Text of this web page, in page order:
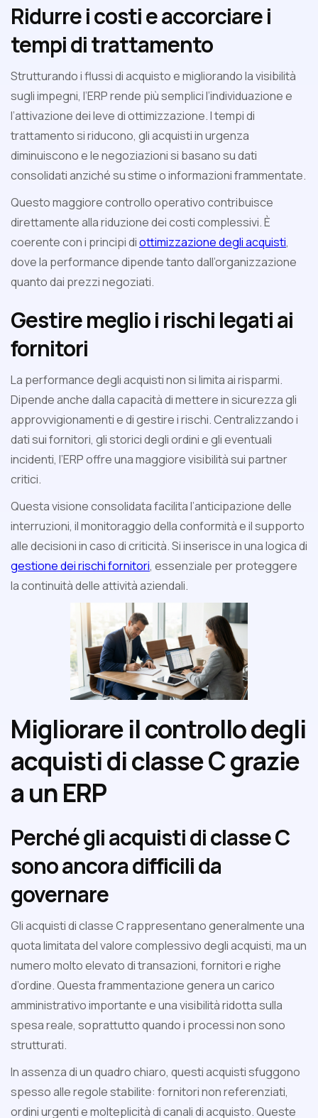
Ridurre i costi e accorciare i
tempi di trattamento
Strutturando i flussi di acquisto e migliorando la visibilità
sugli impegni, l’ERP rende più semplici l’individuazione e
l’attivazione dei leve di ottimizzazione. I tempi di
trattamento si riducono, gli acquisti in urgenza
diminuiscono e le negoziazioni si basano su dati
consolidati anziché su stime o informazioni frammentate.
Questo maggiore controllo operativo contribuisce
direttamente alla riduzione dei costi complessivi. È
coerente con i principi diottimizzazione degli acquisti,
dove la performance dipende tanto dall’organizzazione
quanto dai prezzi negoziati.
Gestire meglio i rischi legati ai
fornitori
La performance degli acquisti non si limita ai risparmi.
Dipende anche dalla capacità di mettere in sicurezza gli
approvvigionamenti e di gestire i rischi. Centralizzando i
dati sui fornitori, gli storici degli ordini e gli eventuali
incidenti, l’ERP offre una maggiore visibilità sui partner
critici.
Questa visione consolidata facilita l’anticipazione delle
interruzioni, il monitoraggio della conformità e il supporto
alle decisioni in caso di criticità. Si inserisce in una logica di
gestione dei rischi fornitori, essenziale per proteggere
la continuità delle attività aziendali.
Migliorare il controllo degli
acquisti di classe C grazie
a un ERP
Perché gli acquisti di classe C
sono ancora difficili da
governare
Gli acquisti di classe C rappresentano generalmente una
quota limitata del valore complessivo degli acquisti, ma un
numero molto elevato di transazioni, fornitori e righe
d’ordine. Questa frammentazione genera un carico
amministrativo importante e una visibilità ridotta sulla
spesa reale, soprattutto quando i processi non sono
strutturati.
In assenza di un quadro chiaro, questi acquisti sfuggono
spesso alle regole stabilite: fornitori non referenziati,
ordini urgenti e molteplicità di canali di acquisto. Queste